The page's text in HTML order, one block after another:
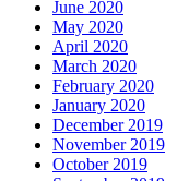
June 2020
May 2020
April 2020
March 2020
February 2020
January 2020
December 2019
November 2019
October 2019